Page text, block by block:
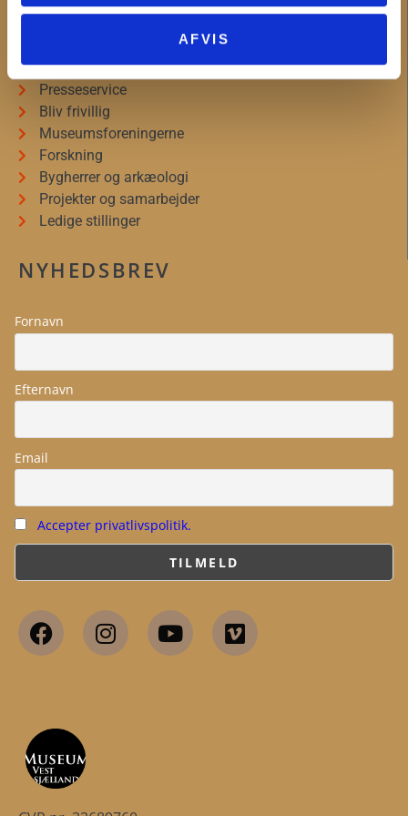
AFVIS
Om Museum Vestsjælland
Organisationsinformation
Presseservice
Bliv frivillig
Museumsforeningerne
Forskning
Bygherrer og arkæologi
Projekter og samarbejder
Ledige stillinger
NYHEDSBREV
Fornavn
Efternavn
Email
Accepter privatlivspolitik.